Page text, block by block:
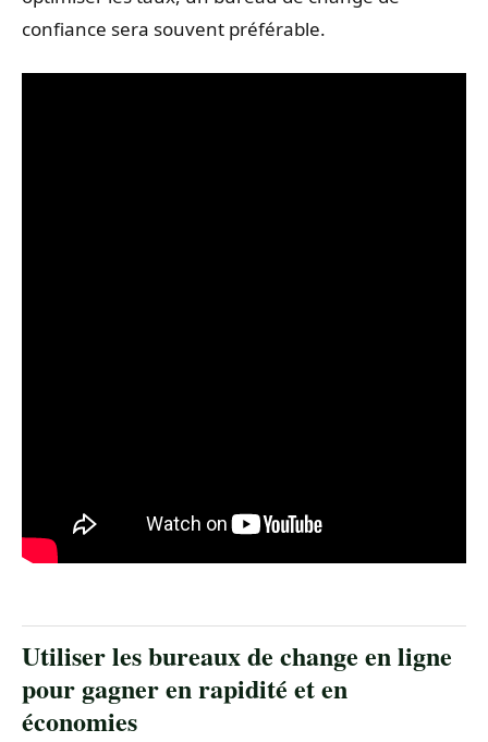
confiance sera souvent préférable.
Utiliser les bureaux de change en ligne
pour gagner en rapidité et en
économies